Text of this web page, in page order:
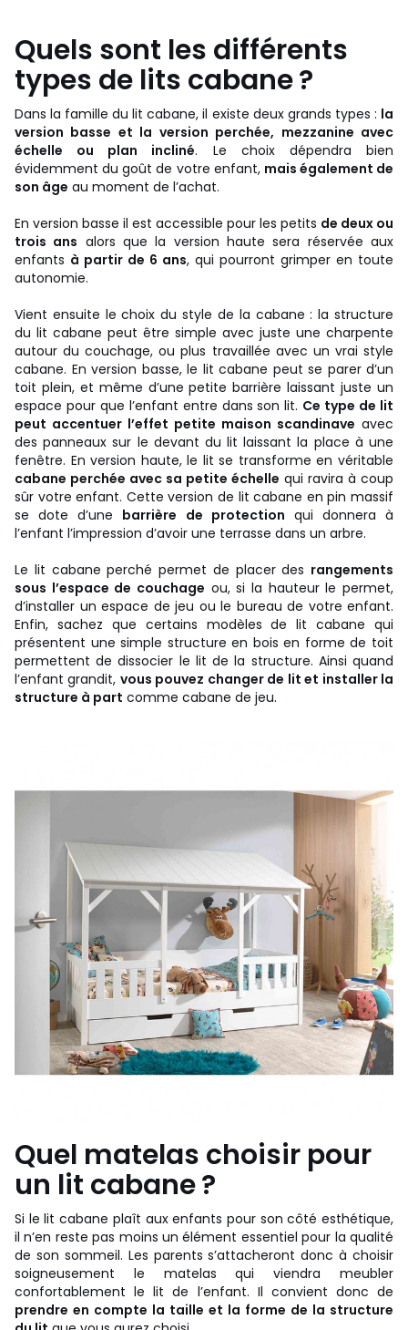
Quels sont les différents
types de lits cabane ?
Dans la famille du lit cabane, il existe deux grands types : la
version basse et la version perchée, mezzanine avec
échelle ou plan incliné. Le choix dépendra bien
évidemment du goût de votre enfant, mais également de
son âge au moment de l’achat.
En version basse il est accessible pour les petits de deux ou
trois ans alors que la version haute sera réservée aux
enfants à partir de 6 ans, qui pourront grimper en toute
autonomie.
Vient ensuite le choix du style de la cabane : la structure
du lit cabane peut être simple avec juste une charpente
autour du couchage, ou plus travaillée avec un vrai style
cabane. En version basse, le lit cabane peut se parer d’un
toit plein, et même d’une petite barrière laissant juste un
espace pour que l’enfant entre dans son lit. Ce type de lit
peut accentuer l’effet petite maison scandinave avec
des panneaux sur le devant du lit laissant la place à une
fenêtre. En version haute, le lit se transforme en véritable
cabane perchée avec sa petite échelle qui ravira à coup
sûr votre enfant. Cette version de lit cabane en pin massif
se dote d’une barrière de protection qui donnera à
l’enfant l’impression d’avoir une terrasse dans un arbre.
Le lit cabane perché permet de placer des rangements
sous l’espace de couchage ou, si la hauteur le permet,
d’installer un espace de jeu ou le bureau de votre enfant.
Enfin, sachez que certains modèles de lit cabane qui
présentent une simple structure en bois en forme de toit
permettent de dissocier le lit de la structure. Ainsi quand
l’enfant grandit, vous pouvez changer de lit et installer la
structure à part comme cabane de jeu.
Quel matelas choisir pour
un lit cabane ?
Si le lit cabane plaît aux enfants pour son côté esthétique,
il n’en reste pas moins un élément essentiel pour la qualité
de son sommeil. Les parents s’attacheront donc à choisir
soigneusement le matelas qui viendra meubler
confortablement le lit de l’enfant. Il convient donc de
prendre en compte la taille et la forme de la structure